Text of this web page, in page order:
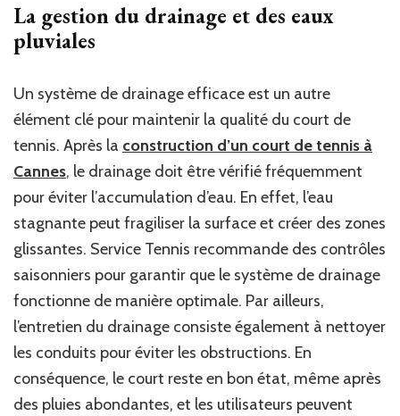
La gestion du drainage et des eaux
pluviales
Un système de drainage efficace est un autre
élément clé pour maintenir la qualité du court de
tennis. Après la construction d’un court de tennis à
Cannes, le drainage doit être vérifié fréquemment
pour éviter l’accumulation d’eau. En effet, l’eau
stagnante peut fragiliser la surface et créer des zones
glissantes. Service Tennis recommande des contrôles
saisonniers pour garantir que le système de drainage
fonctionne de manière optimale. Par ailleurs,
l’entretien du drainage consiste également à nettoyer
les conduits pour éviter les obstructions. En
conséquence, le court reste en bon état, même après
des pluies abondantes, et les utilisateurs peuvent